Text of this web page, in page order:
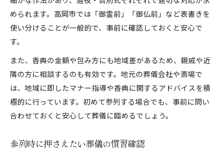
められます。高岡市では「御霊前」「御仏前」など表書きを
使い分けることが一般的で、事前に確認しておくと安心で
す。
また、香典の金額や包み方にも地域差があるため、親戚や近
隣の方に相談するのも有効です。地元の葬儀会社や斎場で
は、地域に即したマナー指導や香典に関するアドバイスを積
極的に行っています。初めて参列する場合でも、事前に問い
合わせておくと安心して葬儀に臨めるでしょう。
参列時に押さえたい葬儀の慣習確認